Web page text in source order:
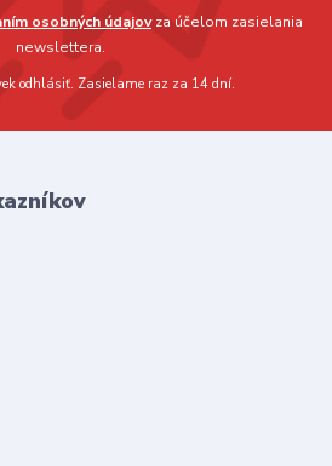
osobných údajovza účelom zasielania
newslettera.
odhlásiť. Zasielame raz za 14 dní.